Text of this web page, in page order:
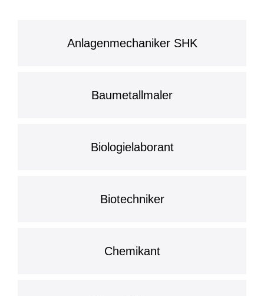
Anlagenmechaniker SHK
Baumetallmaler
Biologielaborant
Biotechniker
Chemikant